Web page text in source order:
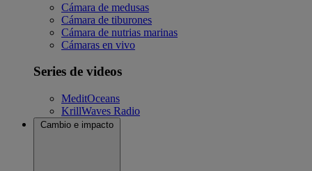
Cámara de medusas
Cámara de tiburones
Cámara de nutrias marinas
Cámaras en vivo
Series de videos
MeditOceans
KrillWaves Radio
Cambio e impacto